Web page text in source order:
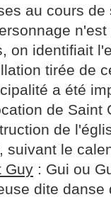
au cours
on identifiait
tirée de
a été
de Saint
de
suivant le
Guy : Gui ou
dite danse